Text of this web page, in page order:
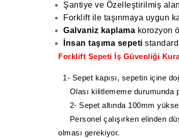
Şantiye ve Özelleştirilmiş
Forklift ile taşınmaya uygun
Galvaniz kaplama korozyon
İnsan taşıma sepeti
Forklift Sepeti İş Güvenliği
1- Sepet kapısı, sepetin içine
Olası kilitlememe durumunda
2- Sepet altında 100mm
Personel çalışırken elinden
olması gerekiyor.